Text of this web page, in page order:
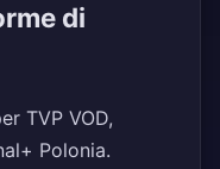
di
TVP VOD,
Polonia.